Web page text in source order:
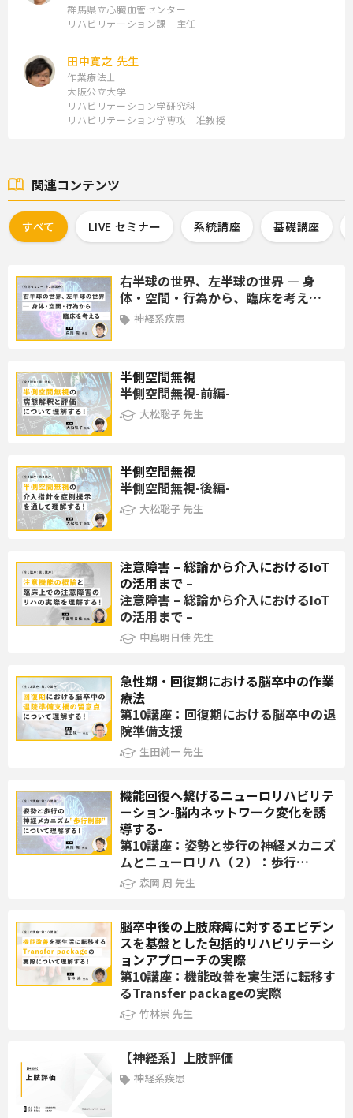
＜学習内容＞
らの病態生理
②観察評価の視点
③実際の事例を通した左半側空間無視の捉え方
第7講座：前頭葉機能低下事例（主に遂行機能）
講師：梶本千愛 先生
＜学習内容＞
①前頭葉機能低下事例に対する情報収集と作業療法評価の選び方
②評価結果の質的解釈と、介入方法の選び方
＜到達目標＞
事例報告を通して、前頭葉機能に応じた介入方法・対象者との関
わり方を理解する
第8講座：プッシャー症候群を呈した事例を通して評価と治療を
学ぶ
講師：金子隆生 先生
＜学習内容＞
プッシャー症候群は介助量の増大を招く症状であるが、適切に評
価し治療を考えることは重要である。本講義では、これまで報告
されているプッシャー症候群に関する病態や評価を中心に解説
し、治療に関しても事例を通して一部紹介する。
＜到達目標＞
プッシャー症候群の病態、評価、治療を理解できるようになる。
第9講座：片麻痺と高次脳機能障害に対する自動車運転再開支援
＜学習内容＞
①自動車運転再開支援の流れ
②総合的評価と介入の実際
③経過に合わせた介入の変更
＜到達目標＞
自動車運転再開支援の流れを知り、評価結果から運転再開までの
介入を理解する
第10講座：重度脳卒中患者のトイレ動作・更衣動作リハビリテー
講師：平山幸一郎 先生
＜学習内容＞
群馬県立心臓血管センター
リハビリテーション課 主任
田中寛之 先生
作業療法士
大阪公立大学
リハビリテーション学研究科
リハビリテーション学専攻 准教授
関連コンテンツ
すべて LIVE セミナー 系統講座 基礎講座
右半球の世界、左半球の世界 ― 身
体・空間・行為から、臨床を考え…
神経系疾患
半側空間無視
半側空間無視-前編-
大松聡子 先生
半側空間無視
半側空間無視-後編-
大松聡子 先生
注意障害 – 総論から介入におけるIoT
の活用まで –
注意障害 – 総論から介入におけるIoT
の活用まで –
中島明日佳 先生
急性期・回復期における脳卒中の作業
療法
第10講座：回復期における脳卒中の退
院準備支援
生田純一 先生
機能回復へ繋げるニューロリハビリテ
ーション-脳内ネットワーク変化を誘
導する-
第10講座：姿勢と歩行の神経メカニズ
ムとニューロリハ（２）：歩行…
森岡 周 先生
脳卒中後の上肢麻痺に対するエビデン
スを基盤とした包括的リハビリテーシ
ョンアプローチの実際
第10講座：機能改善を実生活に転移す
るTransfer packageの実際
竹林崇 先生
【神経系】上肢評価
神経系疾患